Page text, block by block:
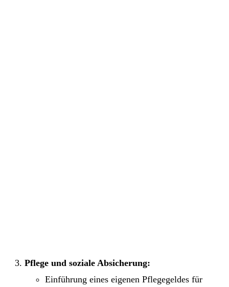
Pflege und soziale Absicherung:
Einführung eines eigenen Pflegegeldes für